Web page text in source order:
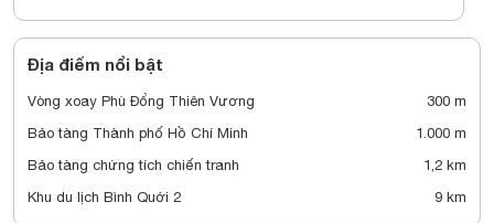
Địa điểm nổi bật
Vòng xoay Phù Đổng Thiên Vương
300 m
Bảo tàng Thành phố Hồ Chí Minh
1.000 m
Bảo tàng chứng tích chiến tranh
1,2 km
Khu du lịch Bình Quới 2
9 km